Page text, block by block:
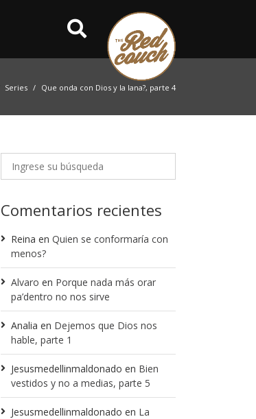
Series Que onda con Dios y la lana?, parte 4
Comentarios recientes
Reina en Quien se conformaría con
menos?
Alvaro en Porque nada más orar
pa’dentro no nos sirve
Analia en Dejemos que Dios nos
hable, parte 1
Jesusmedellinmaldonado en Bien
vestidos y no a medias, parte 5
Jesusmedellinmaldonado en La